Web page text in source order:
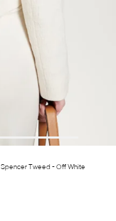
Spencer Tweed - Off White